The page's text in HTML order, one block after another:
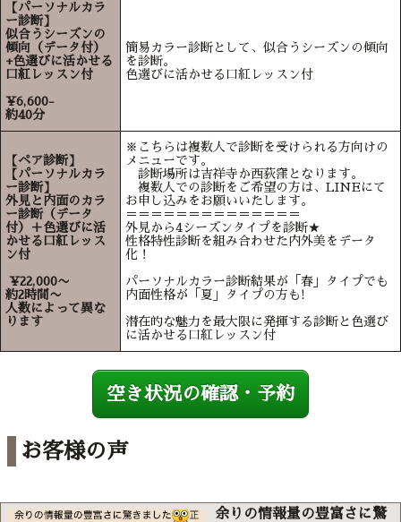
【パーソナルカラ
ー診断】
似合うシーズンの
傾向（データ付）
+色選びに活かせる
口紅レッスン付
¥6,600-
約40分
簡易カラー診断として、似合うシーズンの傾向
を診断。
色選びに活かせる口紅レッスン付
【ペア診断】
【パーソナルカラ
ー診断】
外見と内面のカラ
ー診断（データ
付）＋色選びに活
かせる口紅レッス
ン付
¥22,000〜
約2時間〜
人数によって異な
ります
※こちらは複数人で診断を受けられる方向けの
メニューです。
診断場所は吉祥寺か西荻窪となります。
複数人での診断をご希望の方は、LINEにて
お申し込みをお願いいたします。
＝＝＝＝＝＝＝＝＝＝＝＝＝＝
外見から4シーズンタイプを診断★
性格特性診断を組み合わせた内外美をデータ
化！
パーソナルカラー診断結果が「春」タイプでも
内面性格が「夏」タイプの方も!
潜在的な魅力を最大限に発揮する診断と色選び
に活かせる口紅レッスン付
空き状況の確認・予約
お客様の声
余りの情報量の豊富さに驚